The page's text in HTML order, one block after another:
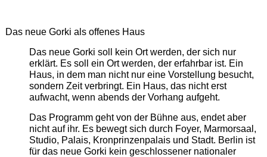
Das neue Gorki als offenes Haus
Das neue Gorki soll kein Ort werden, der sich nur
erklärt. Es soll ein Ort werden, der erfahrbar ist. Ein
Haus, in dem man nicht nur eine Vorstellung besucht,
sondern Zeit verbringt. Ein Haus, das nicht erst
aufwacht, wenn abends der Vorhang aufgeht.
Das Programm geht von der Bühne aus, endet aber
nicht auf ihr. Es bewegt sich durch Foyer, Marmorsaal,
Studio, Palais, Kronprinzenpalais und Stadt. Berlin ist
für das neue Gorki kein geschlossener nationaler